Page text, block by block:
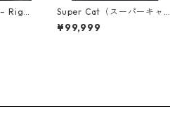
Righ
】
Super Cat（スーパーキャッ
ト） - Don Dada【7inch】
¥99,999